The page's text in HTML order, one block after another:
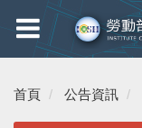
Toggle
navigation
首頁 公告資訊